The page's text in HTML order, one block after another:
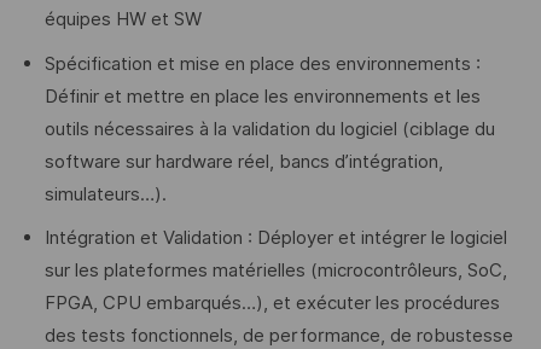
équipes HW et SW
Spécification et mise en place des environnements :
Définir et mettre en place les environnements et les
outils nécessaires à la validation du logiciel (ciblage du
software sur hardware réel, bancs d’intégration,
simulateurs…).
Intégration et Validation : Déployer et intégrer le logiciel
sur les plateformes matérielles (microcontrôleurs, SoC,
FPGA, CPU embarqués…), et exécuter les procédures
des tests fonctionnels, de performance, de robustesse